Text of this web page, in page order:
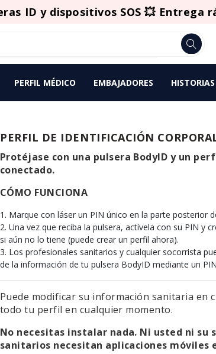
ID y dispositivos SOS 💥 Entrega
PERFIL MÉDICO EMBAJADORES HISTORIAS
PERFIL DE IDENTIFICACIÓN
Protéjase con una pulsera BodyID y un
conectado.
CÓMO FUNCIONA
Marque con láser un PIN único en la parte posterior
Una vez que reciba la pulsera, actívela con su PIN y
si aún no lo tiene (puede crear un perfil ahora).
Los profesionales sanitarios y cualquier socorrista
de la información de tu pulsera BodyID mediante un
Puede modificar su información sanitaria en
todo tu perfil en cualquier momento.
No necesitas instalar nada. Ni usted ni su
sanitarios necesitan aplicaciones móviles